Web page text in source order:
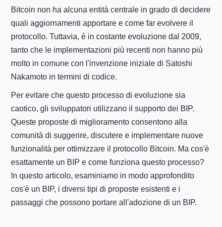
Bitcoin non ha alcuna entità centrale in grado di decidere
quali aggiornamenti apportare e come far evolvere il
protocollo. Tuttavia, è in costante evoluzione dal 2009,
tanto che le implementazioni più recenti non hanno più
molto in comune con l'invenzione iniziale di Satoshi
Nakamoto in termini di codice.
Per evitare che questo processo di evoluzione sia
caotico, gli sviluppatori utilizzano il supporto dei BIP.
Queste proposte di miglioramento consentono alla
comunità di suggerire, discutere e implementare nuove
funzionalità per ottimizzare il protocollo Bitcoin. Ma cos'è
esattamente un BIP e come funziona questo processo?
In questo articolo, esaminiamo in modo approfondito
cos'è un BIP, i diversi tipi di proposte esistenti e i
passaggi che possono portare all'adozione di un BIP.